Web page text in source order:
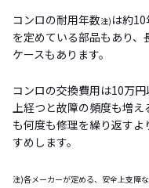
コンロの耐用年数注) は約
を定めている部品もあり
ケースもあります。
コンロの交換費用は10万
上経つと故障の頻度も増
も何度も修理を繰り返す
すめします。
注)各メーカーが定める、安全上支障